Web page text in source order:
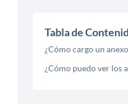
Tabla de
¿Cómo cargo un
¿Cómo puedo ver los